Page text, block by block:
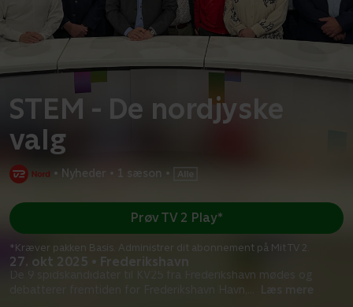
STEM - De nordjyske
valg
• Nyheder • 1 sæson •
27. okt 2025 • Frederikshavn
De 9 spidskandidater til KV25 fra Frederikshavn mødes og
debatterer fremtiden for Frederikshavn Havn,
Læs mere
Prøv TV 2 Play*
*Kræver pakken Basis. Administrer dit abonnement på Mit TV 2.